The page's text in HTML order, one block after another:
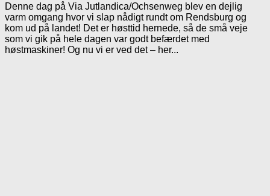
Denne dag på Via Jutlandica/Ochsenweg blev en dejlig
varm omgang hvor vi slap nådigt rundt om Rendsburg og
kom ud på landet! Det er høsttid hernede, så de små veje
som vi gik på hele dagen var godt befærdet med
høstmaskiner! Og nu vi er ved det – her...